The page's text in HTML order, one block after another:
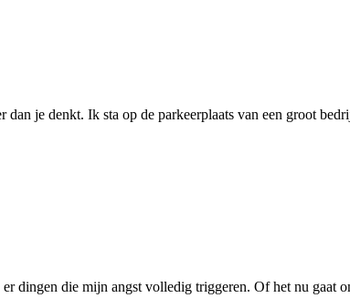
je denkt. Ik sta op de parkeerplaats van een groot
dingen die mijn angst volledig triggeren. Of het nu gaat